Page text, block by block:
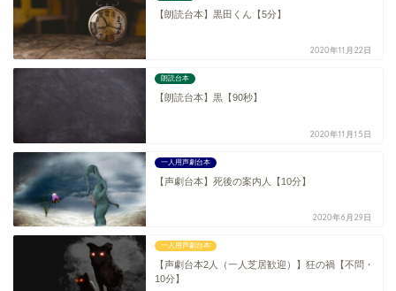
【朗読台本】黒田くん【5分】
2020年11月22日
朗読台本
【朗読台本】黒【90秒】
2020年11月15日
一人用声劇台本
【声劇台本】死後の案内人【10分】
2020年6月29日
一人用声劇台本
【声劇台本2人（一人芝居歓迎）】狂の禍【不問・
10分】